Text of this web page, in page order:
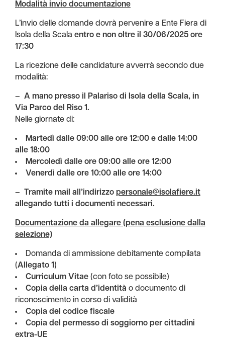
Modalità invio documentazione
L’invio delle domande dovrà pervenire a Ente Fiera di
Isola della Scala entro e non oltre il 30/06/2025 ore
17:30
La ricezione delle candidature avverrà secondo due
modalità:
– A mano presso il Palariso di Isola della Scala, in
Via Parco del Riso 1.
Nelle giornate di:
Martedì dalle 09:00 alle ore 12:00 e dalle 14:00
alle 18:00
Mercoledì dalle ore 09:00 alle ore 12:00
Venerdì dalle ore 10:00 alle ore 14:00
– Tramite mail all’indirizzo personale@isolafiere.it
allegando tutti i documenti necessari.
Documentazione da allegare (pena esclusione dalla
selezione)
Domanda di ammissione debitamente compilata
(Allegato 1)
Curriculum Vitae (con foto se possibile)
Copia della carta d’identità o documento di
riconoscimento in corso di validità
Copia del codice fiscale
Copia del permesso di soggiorno per cittadini
extra-UE